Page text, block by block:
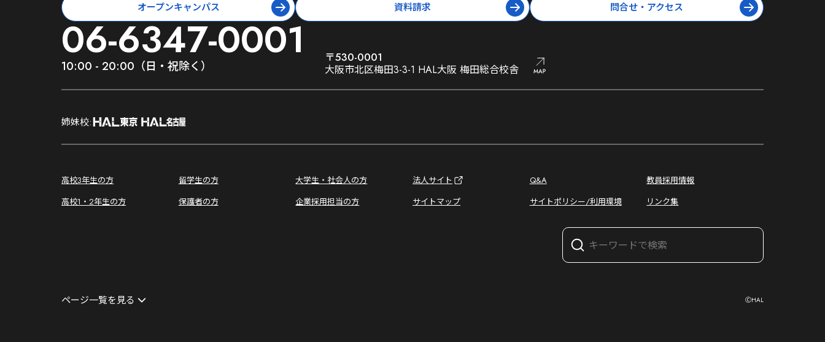
オープンキャンパス 資料請求 問合せ・アクセス
06-6347-0001
10:00 - 20:00（日・祝除く）
〒530-0001
大阪市北区梅田3-3-1 HAL大阪 梅田総合校舎
;
姉妹校:
;
高校3年生の方 留学生の方 大学生・社会人の方 法人サイト Q&A
教員採用情報
高校1・2年生の方
保護者の方 企業採用担当の方 サイトマップ サイトポリシー/利用環境 リンク集
ページ一覧を見る ⒸHAL